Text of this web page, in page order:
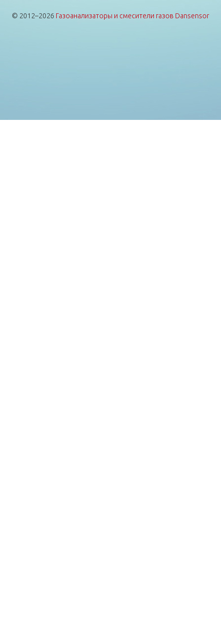
© 2012–2026 Газоанализаторы и смесители газов Dansensor